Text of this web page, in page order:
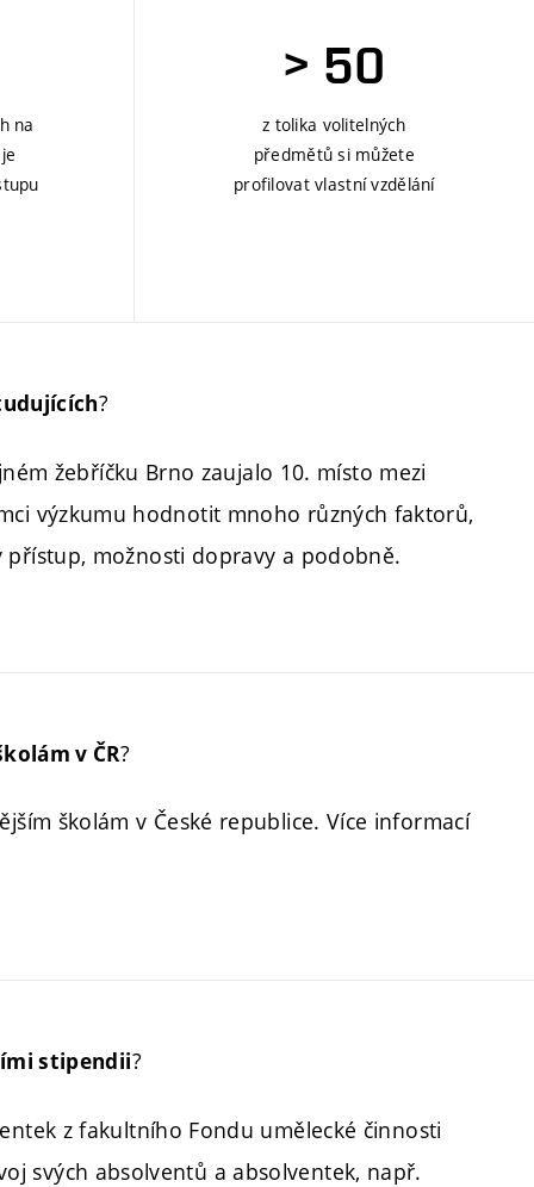
na
> 50
z tolika volitelných
předmětů si můžete
profilovat vlastní vzdělání
?
žebříčku Brno zaujalo 10. místo mezi
výzkumu hodnotit mnoho různých faktorů,
možnosti dopravy a podobně.
v ČR?
školám v České republice. Více informací
stipendii?
z fakultního Fondu umělecké činnosti
svých absolventů a absolventek, např.